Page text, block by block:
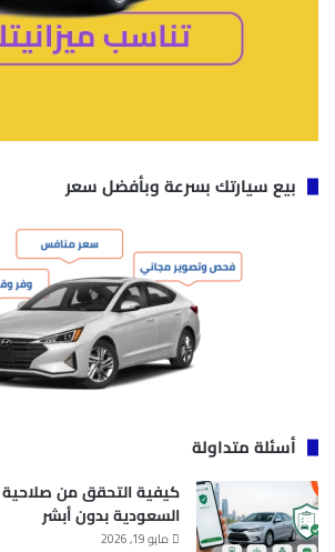
بيع سيارتك بسرعة وبأفضل سعر
أسئلة متداولة
كيفية التحقق من صلاحية
السعودية بدون أبشر
مايو 19, 2026